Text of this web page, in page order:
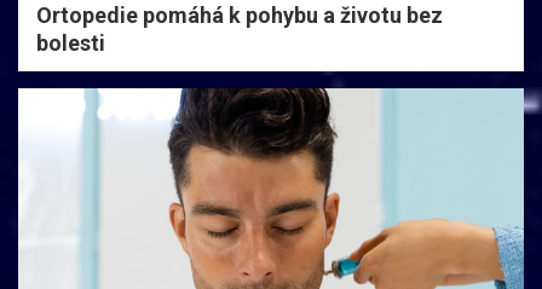
Ortopedie pomáhá k pohybu a životu bez
bolesti